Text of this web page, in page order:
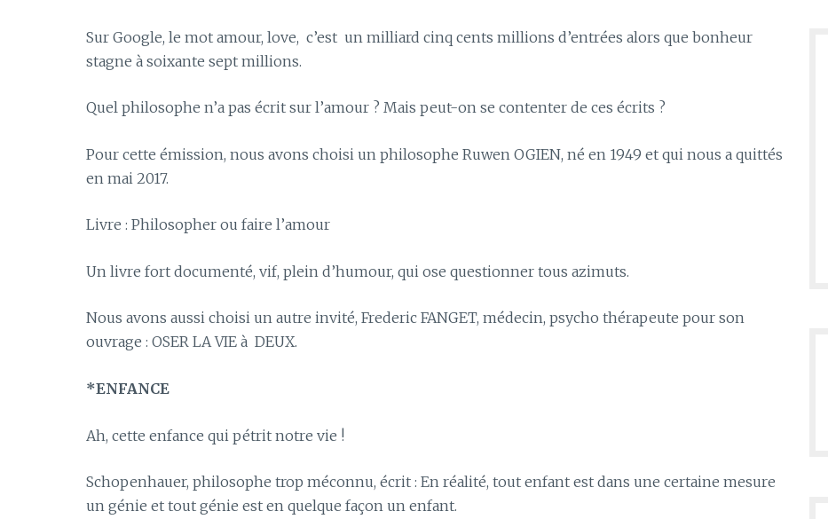
Sur Google, le mot amour, love, c’est un milliard cinq cents millions d’entrées alors que bonheur
stagne à soixante sept millions.
Quel philosophe n’a pas écrit sur l’amour ? Mais peut-on se contenter de ces écrits ?
Pour cette émission, nous avons choisi un philosophe Ruwen OGIEN, né en 1949 et qui nous a quittés
en mai 2017.
Livre : Philosopher ou faire l’amour
Un livre fort documenté, vif, plein d’humour, qui ose questionner tous azimuts.
Nous avons aussi choisi un autre invité, Frederic FANGET, médecin, psycho thérapeute pour son
ouvrage : OSER LA VIE à DEUX.
*ENFANCE
Ah, cette enfance qui pétrit notre vie !
Schopenhauer, philosophe trop méconnu, écrit : En réalité, tout enfant est dans une certaine mesure
un génie et tout génie est en quelque façon un enfant.